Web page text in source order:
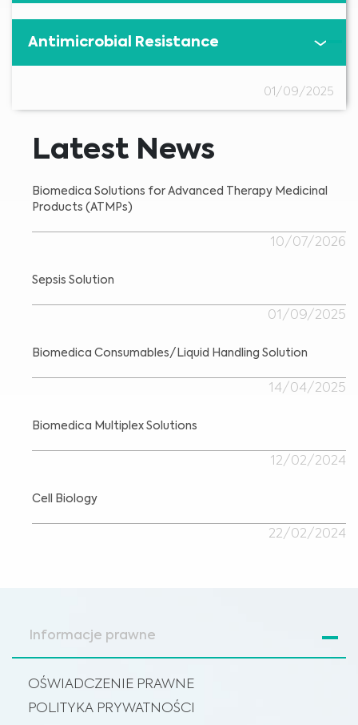
Antimicrobial Resistance
01/09/2025
Latest News
Biomedica Solutions for Advanced Therapy Medicinal
Products (ATMPs)
10/07/2026
Sepsis Solution
01/09/2025
Biomedica Consumables/Liquid Handling Solution
14/04/2025
Biomedica Multiplex Solutions
12/02/2024
Cell Biology
22/02/2024
Informacje prawne
OŚWIADCZENIE PRAWNE
POLITYKA PRYWATNOŚCI